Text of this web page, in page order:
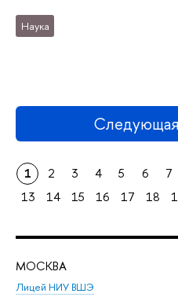
Наука
1 2 3 4 5 6 7
13
14 15 16 17 18
МОСКВА
Лицей НИУ ВШЭ